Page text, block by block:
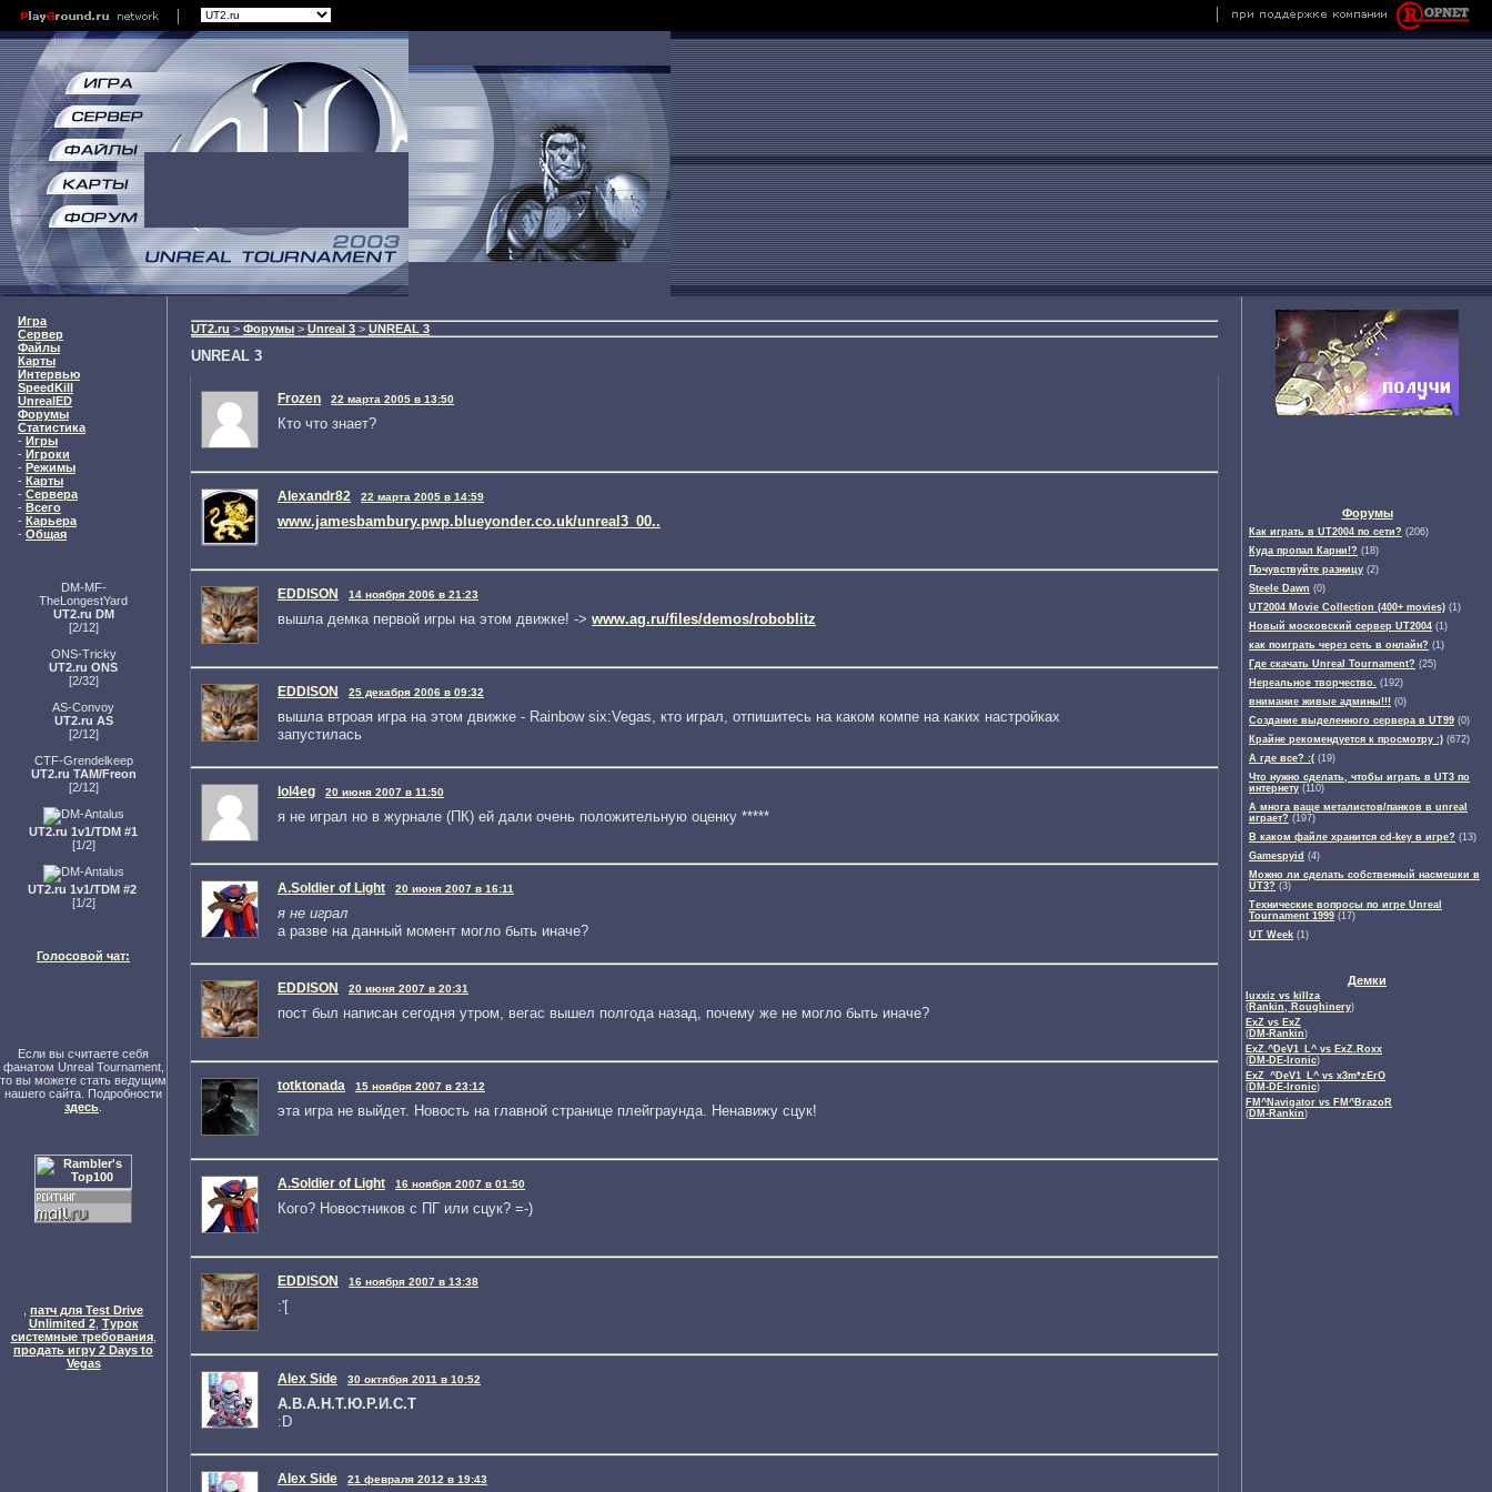
Игра
Сервер
Файлы
Карты
Интервью
SpeedKill
UnrealED
Форумы
Статистика
- Игры
- Игроки
- Режимы
- Карты
- Сервера
- Всего
- Карьера
- Общая
DM-MF-
TheLongestYard
UT2.ru DM
[2/12]
ONS-Tricky
UT2.ru ONS
[2/32]
AS-Convoy
UT2.ru AS
[2/12]
CTF-Grendelkeep
UT2.ru TAM/Freon
[2/12]
UT2.ru 1v1/TDM #1
[1/2]
UT2.ru 1v1/TDM #2
[1/2]
Голосовой чат:
Если вы считаете себя
фанатом Unreal Tournament,
то вы можете стать ведущим
нашего сайта. Подробности
здесь
патч для Test Drive
Unlimited 2, Турок
системные требования,
продать игру 2 Days to
Vegas
UT2.ru > Форумы > Unreal 3 > UNREAL 3
UNREAL 3
Frozen 22 марта 2005 в 13:50
Кто что знает?
Alexandr82 22 марта 2005 в 14:59
www.jamesbambury.pwp.blueyonder.co.uk/unreal3_00..
EDDISON 14 ноября 2006 в 21:23
вышла демка первой игры на этом движке! -> www.ag.ru/files/demos/roboblitz
EDDISON 25 декабря 2006 в 09:32
вышла втроая игра на этом движке - Rainbow six:Vegas, кто играл, отпишитесь на каком компе на каких настройках
запустилась
lol4eg 20 июня 2007 в 11:50
я не играл но в журнале (ПК) ей дали очень положительную оценку *****
A.Soldier of Light 20 июня 2007 в 16:11
я не играл
а разве на данный момент могло быть иначе?
EDDISON 20 июня 2007 в 20:31
пост был написан сегодня утром, вегас вышел полгода назад, почему же не могло быть иначе?
totktonada 15 ноября 2007 в 23:12
эта игра не выйдет. Новость на главной странице плейграунда. Ненавижу сцук!
A.Soldier of Light 16 ноября 2007 в 01:50
Кого? Новостников с ПГ или сцук? =-)
EDDISON 16 ноября 2007 в 13:38
:'[
Alex Side 30 октября 2011 в 10:52
А.В.А.Н.Т.Ю.Р.И.С.Т
:D
Alex Side 21 февраля 2012 в 19:43
Форумы
Как играть в UT2004 по сети? (206)
Куда пропал Карни!? (18)
Почувствуйте разницу (2)
Steele Dawn (0)
UT2004 Movie Collection (400+ movies) (1)
Новый московский сервер UT2004 (1)
как поиграть через сеть в онлайн? (1)
Где скачать Unreal Tournament? (25)
Нереальное творчество. (192)
внимание живые админы!!! (0)
Создание выделенного сервера в UT99 (0)
Крайне рекомендуется к просмотру :) (672)
А где все? :( (19)
Что нужно сделать, чтобы играть в UT3 по
интернету (110)
А многа ваще металистов/панков в unreal
играет? (197)
В каком файле хранится cd-key в игре? (13)
Gamespyid (4)
Можно ли сделать собственный насмешки в
UT3? (3)
Технические вопросы по игре Unreal
Tournament 1999 (17)
UT Week (1)
Демки
luxxiz vs killza
( Rankin, Roughinery)
ExZ vs ExZ
( DM-Rankin)
ExZ.^DeV1_L^ vs ExZ.Roxx
( DM-DE-Ironic)
ExZ_^DeV1_L^ vs x3m*zErO
( DM-DE-Ironic)
FM^Navigator vs FM^BrazoR
( DM-Rankin)